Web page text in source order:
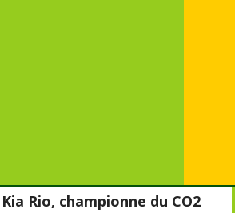
Rio, championne du CO2